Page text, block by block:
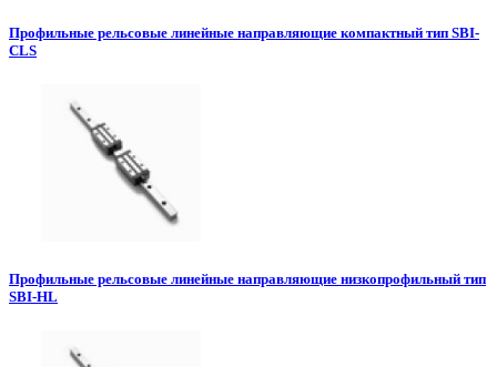
Профильные рельсовые линейные направляющие компактный тип SBI-
CLS
Профильные рельсовые линейные направляющие низкопрофильный тип
SBI-HL